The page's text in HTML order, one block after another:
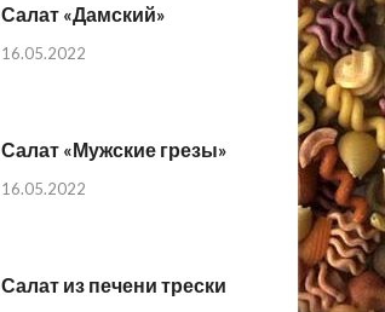
Салат «Дамский»
16.05.2022
Салат «Мужские грезы»
16.05.2022
Салат из печени трески